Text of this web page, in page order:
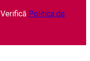
Politica de